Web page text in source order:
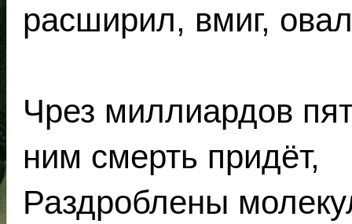
расширил, вмиг,
Чрез миллиардов
ним смерть придёт,
Раздроблены